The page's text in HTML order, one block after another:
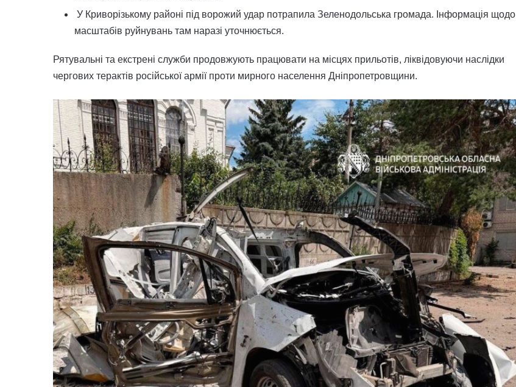
У Криворізькому районі під ворожий удар потрапила Зеленодольська громада. Інформація щодо
масштабів руйнувань там наразі уточнюється.
Рятувальні та екстрені служби продовжують працювати на місцях прильотів, ліквідовуючи наслідки
чергових терактів російської армії проти мирного населення Дніпропетровщини.